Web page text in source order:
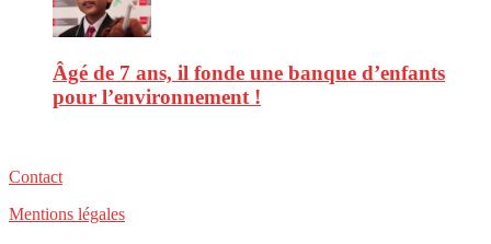
Âgé de 7 ans, il fonde une banque d’enfants
pour l’environnement !
Contact
Mentions légales